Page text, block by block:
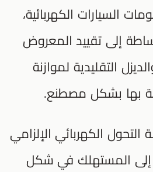
السيارات الكهربائية،
إلى تقييد المعروض
التقليدية لموازنة
بها بشكل مصطنع.
الكهربائي الإلزامي
إلى المستهلك في شكل